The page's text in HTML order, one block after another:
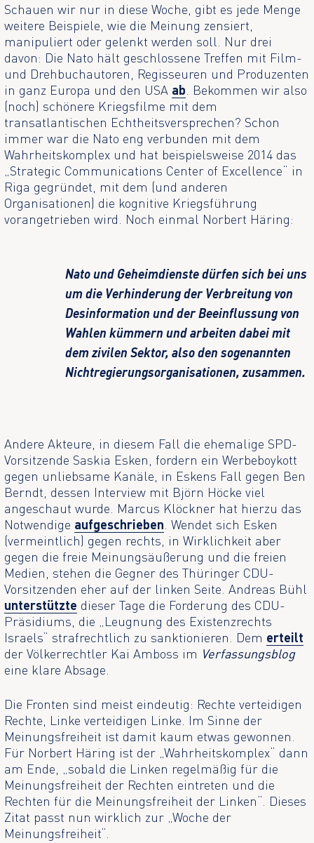
Schauen wir nur in diese Woche, gibt es jede Menge
weitere Beispiele, wie die Meinung zensiert,
manipuliert oder gelenkt werden soll. Nur drei
davon: Die Nato hält geschlossene Treffen mit Film-
und Drehbuchautoren, Regisseuren und Produzenten
in ganz Europa und den USA ab . Bekommen wir also
(noch) schönere Kriegsfilme mit dem
transatlantischen Echtheitsversprechen? Schon
immer war die Nato eng verbunden mit dem
Wahrheitskomplex und hat beispielsweise 2014 das
„Strategic Communications Center of Excellence“ in
Riga gegründet, mit dem (und anderen
Organisationen) die kognitive Kriegsführung
vorangetrieben wird. Noch einmal Norbert Häring:
Nato und Geheimdienste dürfen sich bei uns
um die Verhinderung der Verbreitung von
Desinformation und der Beeinflussung von
Wahlen kümmern und arbeiten dabei mit
dem zivilen Sektor, also den sogenannten
Nichtregierungsorganisationen, zusammen.
Andere Akteure, in diesem Fall die ehemalige SPD-
Vorsitzende Saskia Esken, fordern ein Werbeboykott
gegen unliebsame Kanäle, in Eskens Fall gegen Ben
Berndt, dessen Interview mit Björn Höcke viel
angeschaut wurde. Marcus Klöckner hat hierzu das
Notwendige aufgeschrieben . Wendet sich Esken
(vermeintlich) gegen rechts, in Wirklichkeit aber
gegen die freie Meinungsäußerung und die freien
Medien, stehen die Gegner des Thüringer CDU-
Vorsitzenden eher auf der linken Seite. Andreas Bühl
unterstützte dieser Tage die Forderung des CDU-
Präsidiums, die „Leugnung des Existenzrechts
Israels“ strafrechtlich zu sanktionieren. Dem erteilt
der Völkerrechtler Kai Amboss im Verfassungsblog
eine klare Absage.
Die Fronten sind meist eindeutig: Rechte verteidigen
Rechte, Linke verteidigen Linke. Im Sinne der
Meinungsfreiheit ist damit kaum etwas gewonnen.
Für Norbert Häring ist der „Wahrheitskomplex“ dann
am Ende, „sobald die Linken regelmäßig für die
Meinungsfreiheit der Rechten eintreten und die
Rechten für die Meinungsfreiheit der Linken“. Dieses
Zitat passt nun wirklich zur „Woche der
Meinungsfreiheit“.